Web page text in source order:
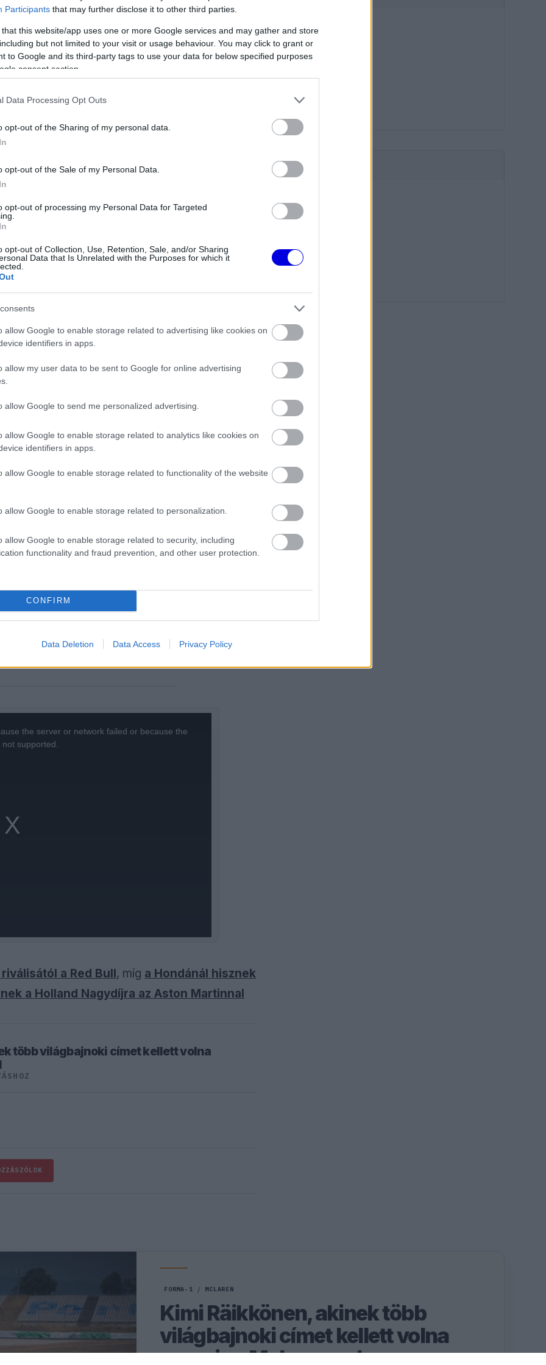
Participants that may further disclose it to other third parties.
that this website/app uses one or more Google services and may gather and store
but not limited to your visit or usage behaviour. You may click to grant or
to Google and its third-party tags to use your data for below specified purposes
consent section.
Data Processing Opt Outs
opt-out of the Sharing of my personal data.
opt-out of the Sale of my Personal Data.
opt-out of processing my Personal Data for Targeted
opt-out of Collection, Use, Retention, Sale, and/or Sharing
Data that Is Unrelated with the Purposes for which it
allow Google to enable storage related to advertising like cookies on
identifiers in apps.
allow my user data to be sent to Google for online advertising
allow Google to send me personalized advertising.
allow Google to enable storage related to analytics like cookies on
identifiers in apps.
allow Google to enable storage related to functionality of the website
allow Google to enable storage related to personalization.
allow Google to enable storage related to security, including
functionality and fraud prevention, and other user protection.
CONFIRM
Data Deletion Data Access Privacy Policy
Video
is
2023-as szezon végén tizenegy év után
igazolva próbálja meg újra megtalálni a
Ducati vezetősége végül felülbírálta a
őt választották Pecco Bagnaia mellé a
új motorral
Ferrari Lewis Hamilton miatt
Márquez pedig rutinjára
A garázs másik oldalán a KTM-től érkező
a következő napokban hozhatják
egyenlő feltételek mellett
the server or network failed or because the
supported.
a Red Bull, míg a Hondánál hisznek
a Holland Nagydíjra az Aston Martinnal
több világbajnoki címet kellett volna
FORMA-1 / MCLAREN
Kimi Räikkönen, akinek több
világbajnoki címet kellett volna
nyernie a McLarennel